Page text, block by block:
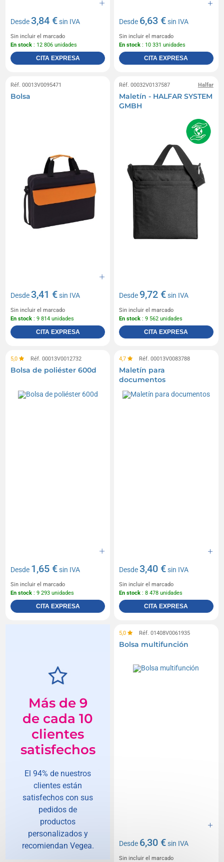
Desde3,84 €sin IVA
Sin incluir el marcado
En stock : 12 806 unidades
CITA EXPRESA
Desde 6,63 €sin IVA
Sin incluir el marcado
En stock : 10 331 unidades
CITA EXPRESA
Réf. 00013V0095471
Bolsa
Desde3,41 €sin IVA
Sin incluir el marcado
En stock : 9 814 unidades
CITA EXPRESA
Halfar
Réf. 00032V0137587
Maletín - HALFAR SYSTEM
GMBH
Desde 9,72 €sin IVA
Sin incluir el marcado
En stock : 9 562 unidades
CITA EXPRESA
5,0 Réf. 00013V0012732
Bolsa de poliéster 600d
Desde 1,65 €sin IVA
Sin incluir el marcado
En stock : 9 293 unidades
CITA EXPRESA
4,7 Réf. 00013V0083788
Maletín para
documentos
Desde3,40 €sin IVA
Sin incluir el marcado
En stock : 8 478 unidades
CITA EXPRESA
Más de 9
de cada 10
clientes
satisfechos
El 94% de nuestros
clientes están
satisfechos con sus
pedidos de
productos
personalizados y
recomiendan Vegea.
5,0 Réf. 01408V0061935
Bolsa multifunción
Desde 6,30 €sin IVA
Sin incluir el marcado